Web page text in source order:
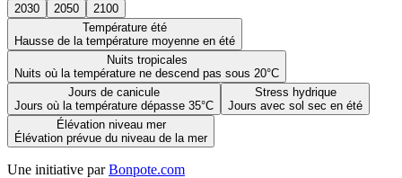
2030 2050
2100
Température été
Hausse de la température moyenne en été
Nuits tropicales
Nuits où la température ne descend pas sous 20°C
Jours de canicule
Jours où la température dépasse 35°C
Stress hydrique
Jours avec sol sec en été
Élévation niveau mer
Élévation prévue du niveau de la mer
Une initiative par Bonpote.com